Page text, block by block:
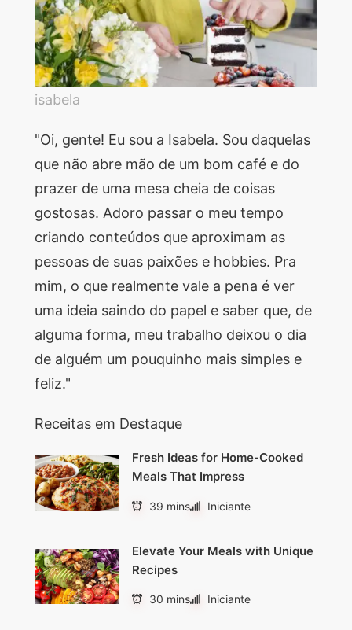
isabela
"Oi, gente! Eu sou a Isabela. Sou daquelas
que não abre mão de um bom café e do
prazer de uma mesa cheia de coisas
gostosas. Adoro passar o meu tempo
criando conteúdos que aproximam as
pessoas de suas paixões e hobbies. Pra
mim, o que realmente vale a pena é ver
uma ideia saindo do papel e saber que, de
alguma forma, meu trabalho deixou o dia
de alguém um pouquinho mais simples e
feliz."
Receitas em Destaque
Fresh Ideas for Home-Cooked
Meals That Impress
39 mins Iniciante
Elevate Your Meals with Unique
Recipes
30 mins Iniciante